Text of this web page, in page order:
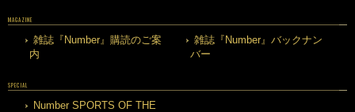
MAGAZINE
雑誌『Number』購読のご案
内
雑誌『Number』バックナン
バー
SPECIAL
Number SPORTS OF THE